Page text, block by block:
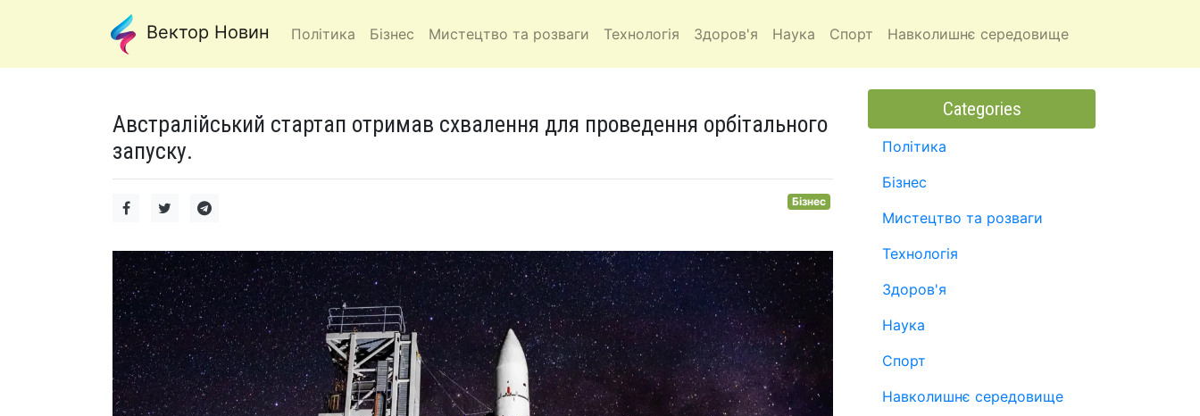
Вектор Новин Політика Бізнес Мистецтво та розваги Технологія Здоров'я Наука Спорт Навколишнє середовище
Австралійський стартап отримав схвалення для проведення орбітального
запуску.
Бізнес
Categories
Політика
Бізнес
Мистецтво та розваги
Технологія
Здоров'я
Наука
Спорт
Навколишнє середовище